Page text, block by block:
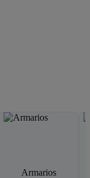
Armarios